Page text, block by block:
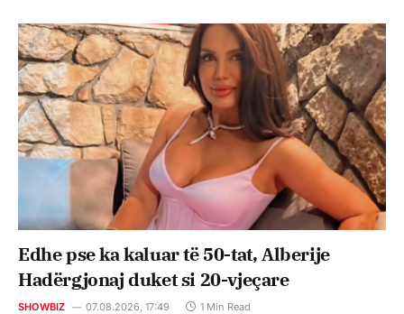
Edhe pse ka kaluar të 50-tat, Alberije
Hadërgjonaj duket si 20-vjeçare
SHOWBIZ 07.08.2026, 17:49 1 Min Read